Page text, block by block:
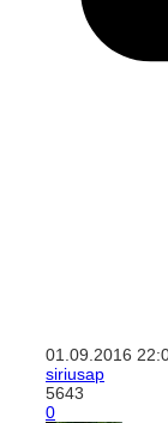
01.09.2016
siriusap
5643
0